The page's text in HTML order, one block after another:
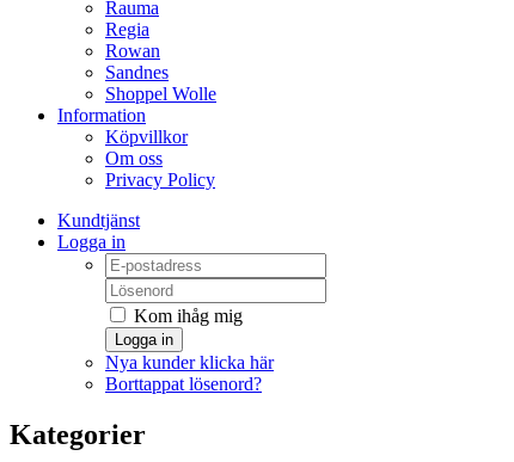
Rauma
Regia
Rowan
Sandnes
Shoppel Wolle
Information
Köpvillkor
Om oss
Privacy Policy
Kundtjänst
Logga in
Kom ihåg mig
Logga in
Nya kunder klicka här
Borttappat lösenord?
Kategorier